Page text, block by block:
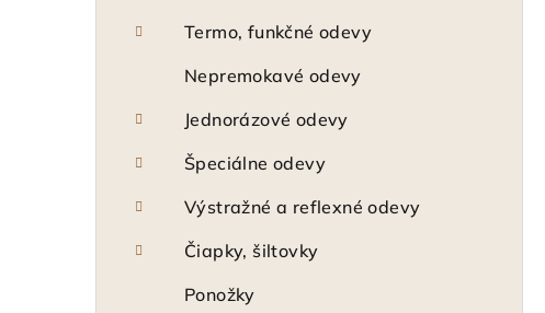
Termo, funkčné odevy
Nepremokavé odevy
Jednorázové odevy
Špeciálne odevy
Výstražné a reflexné odevy
Čiapky, šiltovky
Ponožky